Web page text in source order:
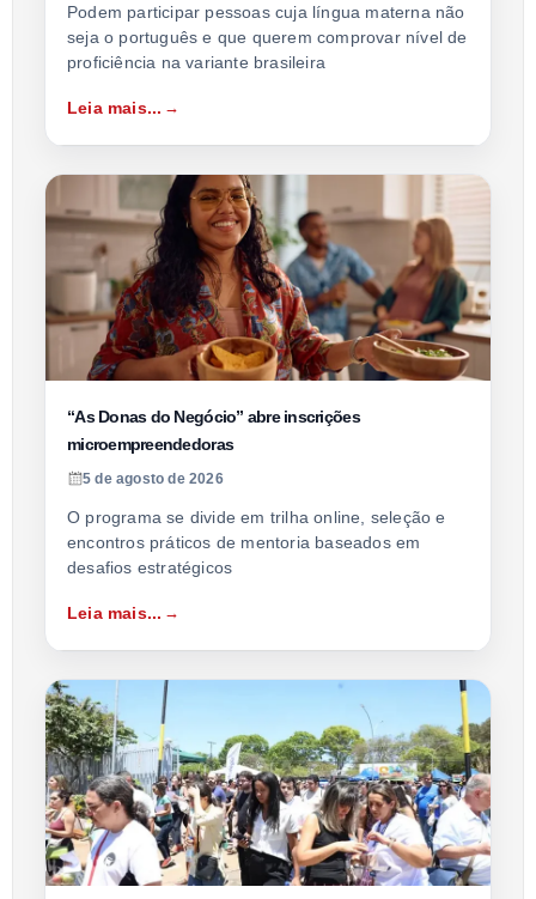
Podem participar pessoas cuja língua materna não
seja o português e que querem comprovar nível de
proficiência na variante brasileira
Leia mais...
“As Donas do Negócio” abre inscrições
microempreendedoras
5 de agosto de 2026
O programa se divide em trilha online, seleção e
encontros práticos de mentoria baseados em
desafios estratégicos
Leia mais...